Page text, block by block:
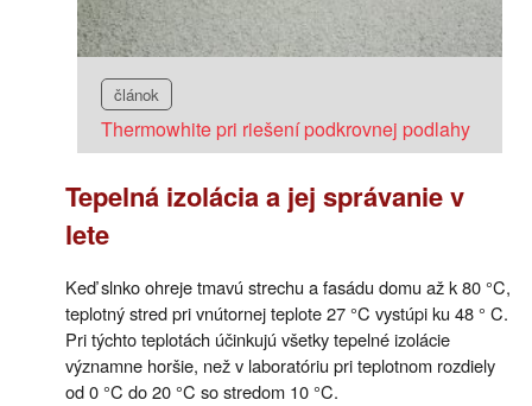
článok
Thermowhite pri riešení podkrovnej podlahy
Tepelná izolácia a jej správanie v
lete
Keď slnko ohreje tmavú strechu a fasádu domu až k 80 °C,
teplotný stred pri vnútornej teplote 27 °C vystúpi ku 48 ° C.
Pri týchto teplotách účinkujú všetky tepelné izolácie
významne horšie, než v laboratóriu pri teplotnom rozdiely
od 0 °C do 20 °C so stredom 10 °C.